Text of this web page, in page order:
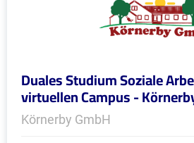
Duales Studium Soziale
virtuellen Campus -
Körnerby GmbH